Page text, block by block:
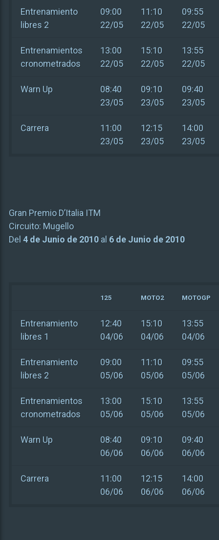
Entrenamiento
libres 2
09:00
22/05
11:10
22/05
09:55
22/05
Entrenamientos
cronometrados
13:00
22/05
15:10
22/05
13:55
22/05
Warn Up
08:40
23/05
09:10
23/05
09:40
23/05
Carrera
11:00
23/05
12:15
23/05
14:00
23/05
Gran Premio D’Italia ITM
Circuito: Mugello
Del 4 de Junio de 2010al 6 de Junio de 2010
125 MOTO2 MOTOGP
Entrenamiento
libres 1
12:40
04/06
15:10
04/06
13:55
04/06
Entrenamiento
libres 2
09:00
05/06
11:10
05/06
09:55
05/06
Entrenamientos
cronometrados
13:00
05/06
15:10
05/06
13:55
05/06
Warn Up
08:40
06/06
09:10
06/06
09:40
06/06
Carrera
11:00
06/06
12:15
06/06
14:00
06/06